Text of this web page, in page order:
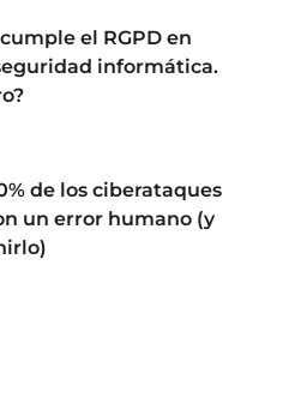
el RGPD en
informática.
de los ciberataques
un error humano (y